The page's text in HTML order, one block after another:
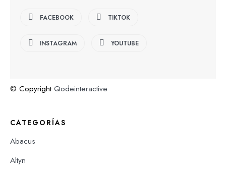
FACEBOOK TIKTOK
INSTAGRAM YOUTUBE
© CopyrightQodeinteractive
CATEGORÍAS
Abacus
Altyn